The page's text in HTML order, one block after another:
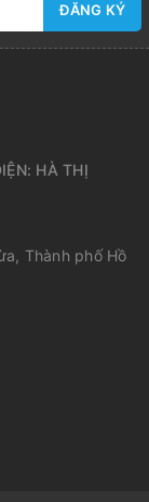
ĐĂNG KÝ
HÀ THỊ
Thành phố Hồ